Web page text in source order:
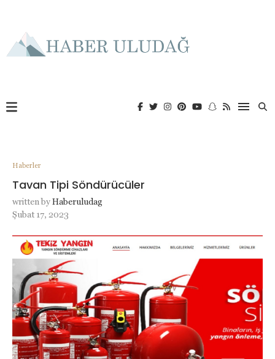
Haberler
Tavan Tipi Söndürücüler
written byHaberuludag
Şubat 17, 2023